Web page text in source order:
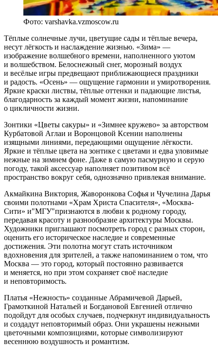
Фото: varshavka.vzmoscow.ru
Тёплые солнечные лучи, цветущие сады и тёплые вечера,
несут лёгкость и наслаждение жизнью. «Зима» —
изображение волшебного времени, наполненного уютом
и волшебством. Белоснежный снег, морозный воздух
и весёлые игры предвещают приближающиеся праздники
и радость. «Осень» — ощущение гармонии и умиротворения.
Яркие краски листвы, тёплые оттенки и падающие листья,
благодарность за каждый момент жизни, напоминание
о цикличности жизни.
Зонтики «Цветы сакуры» и «Зимнее кружево» за авторством
Курбатовой Аглаи и Воронцовой Ксении наполнены
изящными линиями, передающими ощущение лёгкости.
Яркие и тёплые цвета на зонтике с цветами и едва уловимые
нежные на зимнем фоне. Даже в самую пасмурную и серую
погоду, такой аксессуар наполняет позитивом всё
пространство вокруг себя, однозначно привлекая внимание.
Акмайкина Виктория, Жаворонкова Софья и Чучелина Дарья
своими полотнами «Храм Христа Спасителя», «Москва-
Сити» и"МГУ"признаются в любви к родному городу,
передавая красоту и разнообразие архитектуры Москвы.
Художники приглашают посмотреть город с разных сторон,
оценить его историческое наследие и современные
достижения. Эти полотна могут стать источником
вдохновения для зрителей, а также напоминанием о том, что
Москва — это город, который постоянно развивается
и меняется, но при этом сохраняет своё наследие
и неповторимость.
Платья «Нежность» созданные Абрамичевой Дарьей,
Грамоткиной Натальей и Богдановой Евгенией отлично
подойдут для особых случаев, подчеркнут индивидуальность
и создадут неповторимый образ. Они украшены нежными
цветочными композициями, которые символизируют
весеннюю воздушность и романтизм.